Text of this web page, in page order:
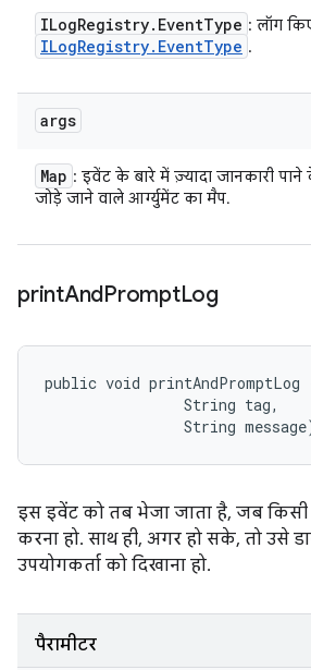
ILogRegistry. EventType : लॉग
ILogRegistry. EventType .
args
Map : इवेंट के बारे में ज़्यादा जानकारी पाने
जोड़े जाने वाले आर्ग्युमेंट का मैप.
printAndPromptLog
public void printAndPromptLog
                String tag,
String
इस इवेंट को तब भेजा जाता है, जब किसी
करना हो. साथ ही, अगर हो सके, तो उसे
उपयोगकर्ता को दिखाना हो.
पैरामीटर